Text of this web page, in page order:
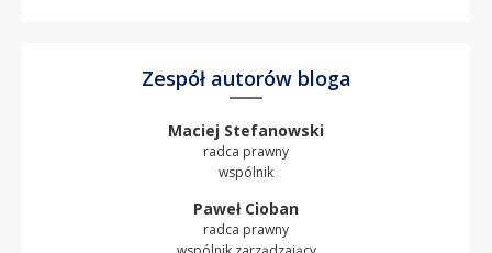
Zespół autorów bloga
Maciej Stefanowski
radca prawny
wspólnik
Paweł Cioban
radca prawny